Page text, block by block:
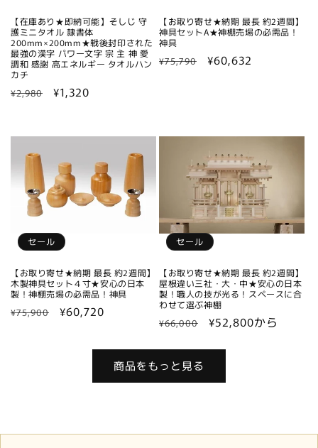
【在庫あり★即納可能】そしじ 守
護ミニタオル 隷書体
200mm×200mm★戦後封印された
最強の漢字 パワー文字 宗 主 神 愛
調和 感謝 高エネルギー タオルハン
カチ
通
¥2,980
セ
格
¥1,320
【お取り寄せ★納期 最長 約2週間】
神具セットA★神棚売場の必需品！
神具
通
¥75,790
セ
¥60,632
セール
【お取り寄せ★納期 最長 約2週間】
木製神具セット４寸★安心の日本
製！神棚売場の必需品！神具
通
¥75,900
セ
¥60,720
セール
【お取り寄せ★納期 最長 約2週間】
屋根違い三社・大・中★安心の日本
製！職人の技が光る！スペースに合
わせて選ぶ神棚
通
格
¥66,000
セ
¥52,800から
商品をもっと見る